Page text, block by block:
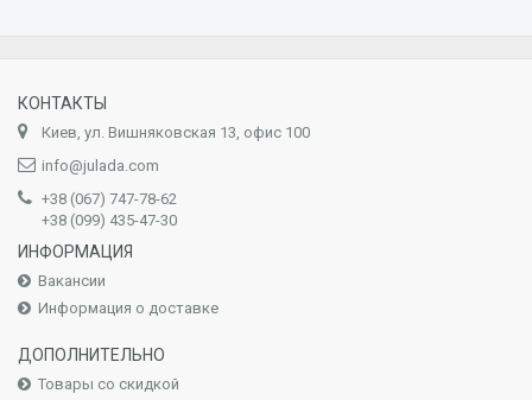
КОНТАКТЫ
Киев, ул. Вишняковская 13, офис 100
info@julada.com
+38 (067) 747-78-62
+38 (099) 435-47-30
ИНФОРМАЦИЯ
Вакансии
Информация о доставке
ДОПОЛНИТЕЛЬНО
Товары со скидкой